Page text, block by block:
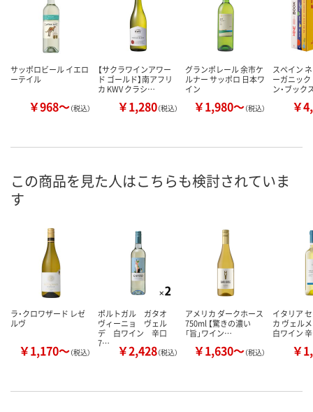
サッポロビール イエロ
ーテイル
￥968～（税込）
【サクラワインアワー
ド ゴールド】南アフリ
カ KWV クラシ…
￥1,280（税込）
グランポレール 余市ケ
ルナー サッポロ 日本ワ
イン
￥1,980～（税込）
スペイン
ーガニック
ン・ブック
￥
この商品を見た人はこちらも検討されていま
す
ラ・クロワザード レゼ
ルヴ
￥1,170～（税込）
ポルトガル ガタオ
ヴィーニョ ヴェル
デ 白ワイン 辛口
7…
￥2,428（税込）
アメリカ ダークホース
750ml 【驚きの濃い
「旨」ワイン…
￥1,630～（税込）
イタリア
カ ヴェル
白ワイン
￥